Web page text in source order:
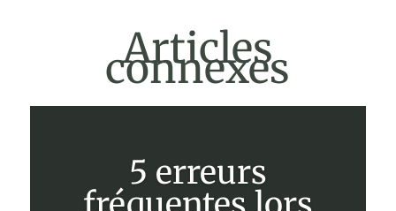
Articles
connexes
5 erreurs